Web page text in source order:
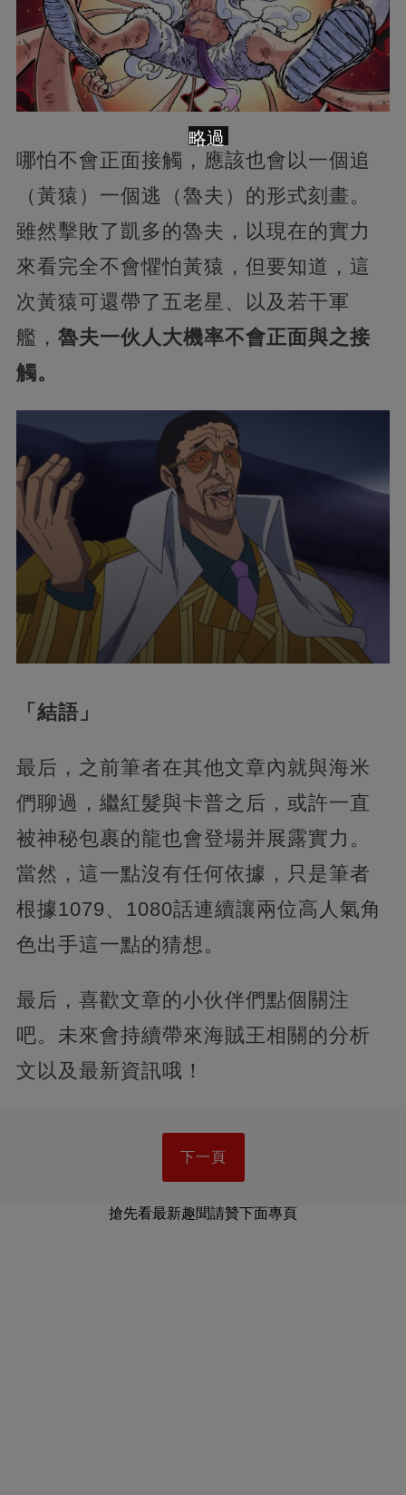
哪怕不會正面接觸，應該也會以一個追
（黃猿）一個逃（魯夫）的形式刻畫。
雖然擊敗了凱多的魯夫，以現在的實力
來看完全不會懼怕黃猿，但要知道，這
次黃猿可還帶了五老星、以及若干軍
艦， 魯夫一伙人大機率不會正面與之接
觸。
「結語」
最后，之前筆者在其他文章內就與海米
們聊過，繼紅髮與卡普之后，或許一直
被神秘包裹的龍也會登場并展露實力。
當然，這一點沒有任何依據，只是筆者
根據1079、1080話連續讓兩位高人氣角
色出手這一點的猜想。
最后，喜歡文章的小伙伴們點個關注
吧。未來會持續帶來海賊王相關的分析
文以及最新資訊哦！
下一頁
搶先看最新趣聞請贊下面專頁
略過